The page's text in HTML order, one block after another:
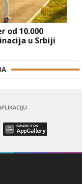
od 10.000
u Srbiji